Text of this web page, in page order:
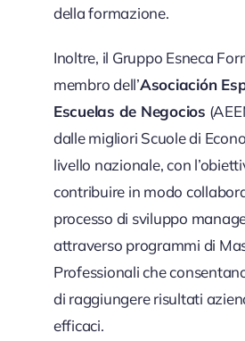
della formazione.
Inoltre, il Gruppo Esneca
membro dell’Asociación
Escuelas de Negocios
dalle migliori Scuole di
livello nazionale, con
contribuire in modo
processo di sviluppo
attraverso programmi di
Professionali che
di raggiungere risultati
efficaci.